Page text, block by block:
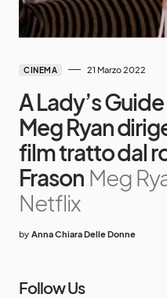
CINEMA 21 Marzo 2022
A Lady’s
Meg Ryan
film tratto dal
Frason Meg
Netflix
by Anna Chiara Delle Donne
Follow Us